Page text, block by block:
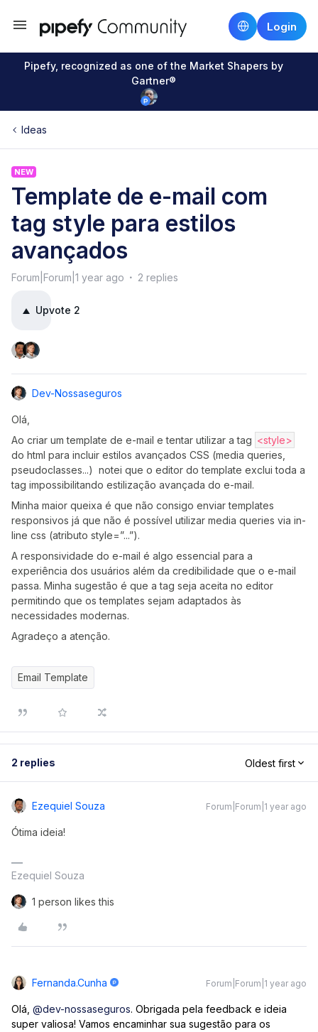
Login
Pipefy, recognized as one of the Market Shapers by
Gartner®
Ideas
NEW
Template de e-mail com
tag style para estilos
avançados
Forum|Forum|1 year ago 2 replies
Upvote 2
Dev-Nossaseguros
Olá,
Ao criar um template de e-mail e tentar utilizar a tag <style>
do html para incluir estilos avançados CSS (media queries,
pseudoclasses...) notei que o editor do template exclui toda a
tag impossibilitando estilização avançada do e-mail.
Minha maior queixa é que não consigo enviar templates
responsivos já que não é possível utilizar media queries via in-
line css (atributo style=”...”).
A responsividade do e-mail é algo essencial para a
experiência dos usuários além da credibilidade que o e-mail
passa. Minha sugestão é que a tag seja aceita no editor
permitindo que os templates sejam adaptados às
necessidades modernas.
Agradeço a atenção.
Email Template
2 replies Oldest first
Ezequiel Souza Forum|Forum|1 year ago
Ótima ideia!
Ezequiel Souza
1 person likes this
Fernanda.cunha Forum|Forum|1 year ago
Olá, ​ @dev-nossaseguros. Obrigada pela feedback e ideia
super valiosa! Vamos encaminhar sua sugestão para os